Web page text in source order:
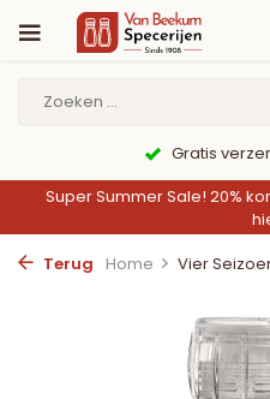
Gratis
Super Summer Sale! 20%
Terug
Home Vier